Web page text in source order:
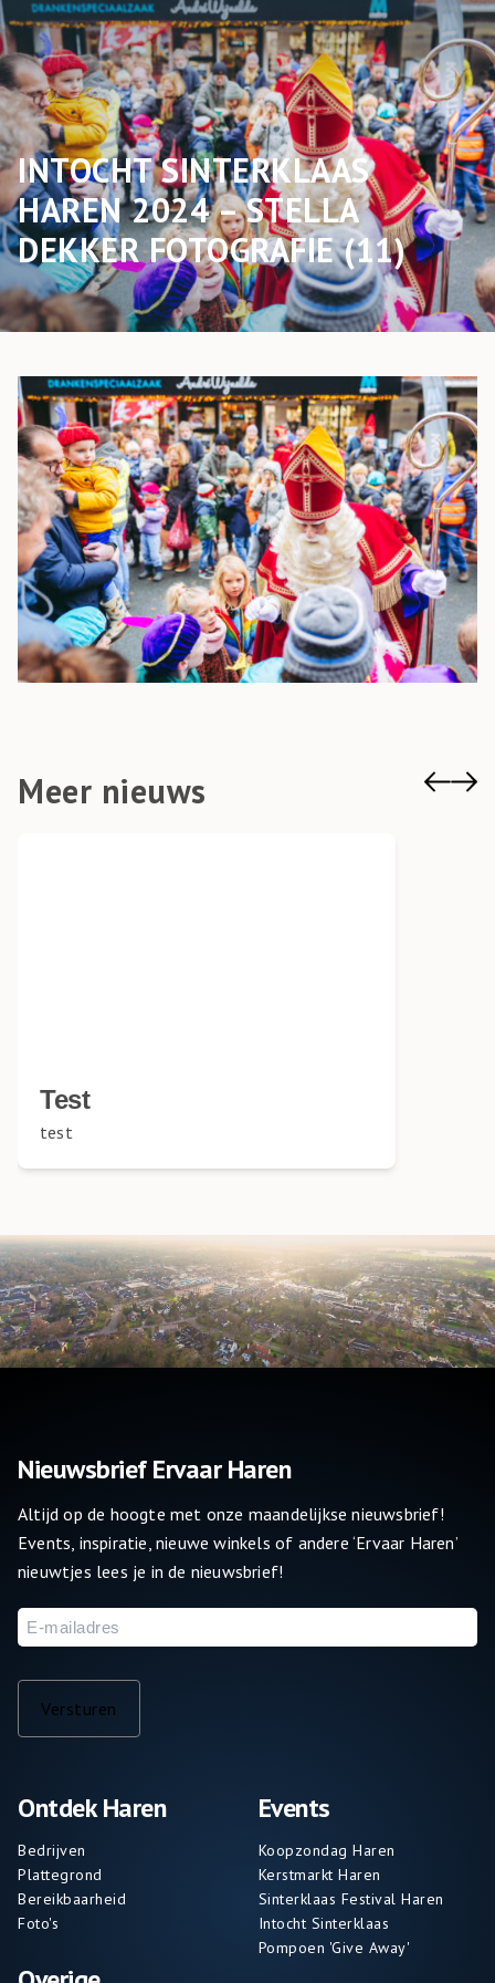
INTOCHT SINTERKLAAS
HAREN 2024 – STELLA
DEKKER FOTOGRAFIE (11)
Meer nieuws
Test
test
Ontdek Haren
Bedrijven
Plattegrond
Bereikbaarheid
Foto's
Events
Koopzondag Haren
Kerstmarkt Haren
Sinterklaas Festival Haren
Intocht Sinterklaas
Pompoen 'Give Away'
Nieuwsbrief Ervaar Haren
Altijd op de hoogte met onze maandelijkse nieuwsbrief!
Events, inspiratie, nieuwe winkels of andere ‘Ervaar Haren’
nieuwtjes lees je in de nieuwsbrief!
E-
mailadres
Versturen